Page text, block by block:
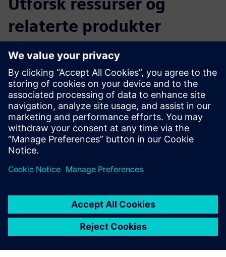
relaterte produkter
Tilleggsinformasjon og ressurser
les mer
Forutsetninger
Ingen